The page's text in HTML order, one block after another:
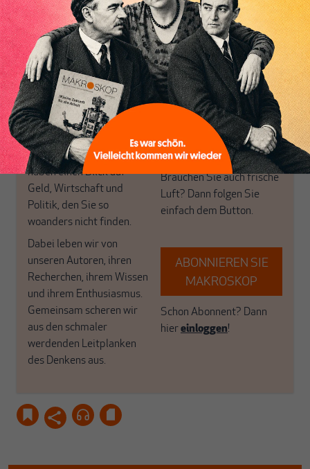
Inhaltsverzeichnis Nur für Abonnenten
MAKROSKOP analysiert
wirtschaftspolitische
Themen aus einer
postkeynesianischen
Perspektive und ist damit
in Deutschland einzigartig.
MAKROSKOP steht für
das große Ganze. Wir
haben einen Blick auf
Geld, Wirtschaft und
Politik, den Sie so
woanders nicht finden.
Dabei leben wir von
unseren Autoren, ihren
Recherchen, ihrem Wissen
und ihrem Enthusiasmus.
Gemeinsam scheren wir
aus den schmaler
werdenden Leitplanken
des Denkens aus.
Wir verlassen die
journalistische Filterblase,
in der sich viele
eingerichtet haben. Wir
öffnen Fenster und
bringen frische Luft in die
engen und verstaubten
Debattenräume.
Brauchen Sie auch frische
Luft? Dann folgen Sie
einfach dem Button.
ABONNIEREN SIE
MAKROSKOP
Schon Abonnent? Dann
hiereinloggen!